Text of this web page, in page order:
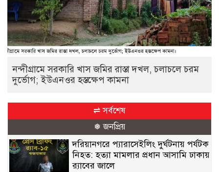
নন্দীগ্রামে সরকারি খাস জমির রাস্তা দখল, চলাচলে চরম
দুর্ভোগ; ইউএনওর হস্তক্ষেপ কামনা
⇌ সর্বশেষ
❅ জনপ্রিয়
দরিয়ানগরে প্যারাসেইলিং দুর্ঘটনায় পর্যটক
নিহত: হত্যা মামলার প্রধান আসামি ঢাকায়
র‌্যাবের জালে